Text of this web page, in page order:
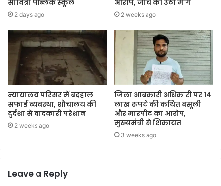
सावित्री पब्लिक स्कूल
2 days ago
आरोप, जांच की उठी मांग
2 weeks ago
न्यायालय परिसर में बदहाल
सफाई व्यवस्था, शौचालय की
दुर्दशा से वादकारी परेशान
2 weeks ago
जिला आबकारी अधिकारी पर 14
लाख रुपये की कथित वसूली
और मारपीट का आरोप,
मुख्यमंत्री से शिकायत
3 weeks ago
Leave a Reply